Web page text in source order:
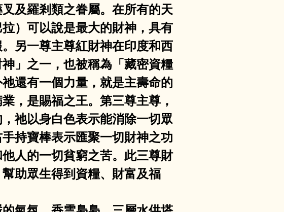
及羅剎類之眷屬。在所有的天
）可以說是最大的財神，具有
另一尊主尊紅財神在印度和西
」之一，也被稱為「藏密資糧
還有一個力量，就是主壽命的
，是賜福之王。第三尊主尊，
祂以身白色表示能消除一切眾
持寶棒表示匯聚一切財神之功
人的一切貧窮之苦。此三尊財
助眾生得到資糧、財富及福